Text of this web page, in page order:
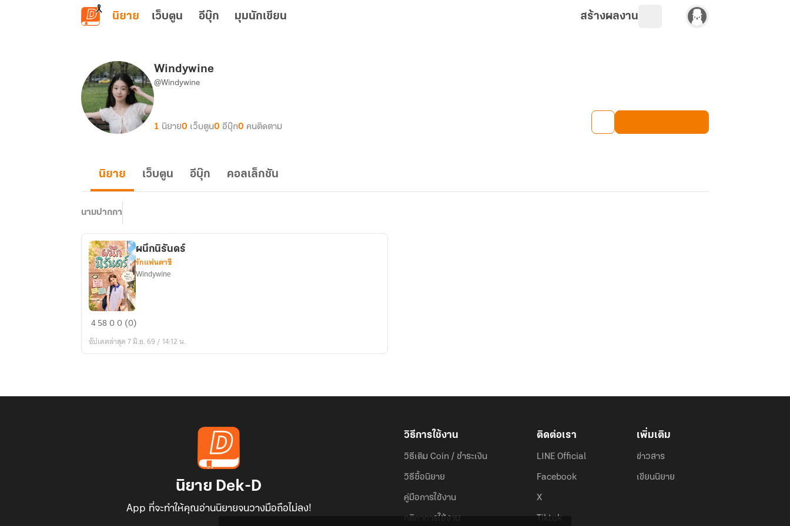
ข้ามไปยังเนื้อหาหลัก
นิยาย เว็บตูน อีบุ๊ก มุมนักเขียน สร้างผลงาน
Windywine
@Windywine
1 นิยาย0 เว็บตูน0 อีบุ๊ก0 คนติดตาม
นิยาย เว็บตูน อีบุ๊ก คอลเล็กชัน
นามปากกา
ผนึก
รัน
ผนึกนิรันดร์
รักแฟนตาซี
Windywine
45800 (0)
อัปเดตล่าสุด 7 มิ.ย. 69 / 14:12 น.
นิยาย Dek-D
App ที่จะทำให้คุณอ่านนิยายจนวางมือถือไม่ลง!
วิธีการใช้งาน
วิธีเติม Coin / ชำระเงิน
วิธีซื้อนิยาย
คู่มือการใช้งาน
กติกาการใช้งาน
ติดต่อเรา
LINE Official
Facebook
X
Tiktok
เพิ่มเติม
ข่าวสาร
เขียนนิยาย